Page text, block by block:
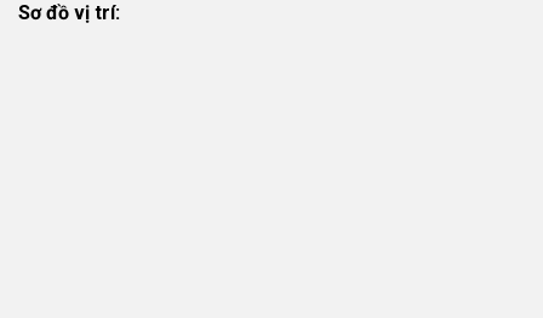
Sơ đồ vị trí: